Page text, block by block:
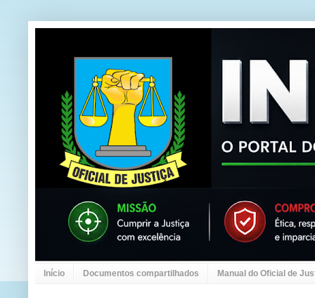
Início Documentos compartilhados Manual do Oficial de